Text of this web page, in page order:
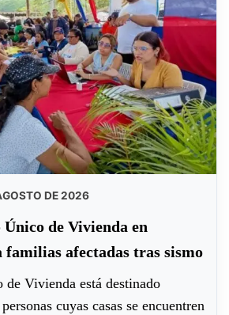
DE 2026
de Vivienda en
familias afectadas tras sismo
Vivienda está destinado
cuyas casas se encuentren